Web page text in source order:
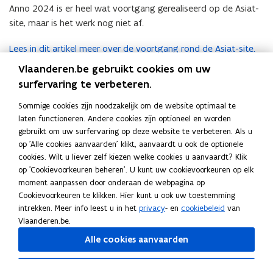
(Klik
afbeelding
voor
een
vergrote
weergave)
Anno 2024 is er heel wat voortgang gerealiseerd op de Asiat-
site, maar is het werk nog niet af.
Lees in dit artikel meer over de voortgang rond de Asiat-site.
Deel deze pagina
L
i
n
k
e
d
n
K
o
p
i
e
e
l
Neem contact met ons op
Heb je een vraag of opmerking?
Laat het ons weten
Vlaanderen.be gebruikt cookies om uw
surfervaring te verbeteren.
Sommige cookies zijn noodzakelijk om de website optimaal te
laten functioneren. Andere cookies zijn optioneel en worden
gebruikt om uw surfervaring op deze website te verbeteren. Als u
op 'Alle cookies aanvaarden' klikt, aanvaardt u ook de optionele
cookies. Wilt u liever zelf kiezen welke cookies u aanvaardt? Klik
op 'Cookievoorkeuren beheren'. U kunt uw cookievoorkeuren op elk
moment aanpassen door onderaan de webpagina op
Cookievoorkeuren te klikken. Hier kunt u ook uw toestemming
intrekken. Meer info leest u in het privacy- en cookiebeleid van
Vlaanderen.be.
Alle cookies aanvaarden